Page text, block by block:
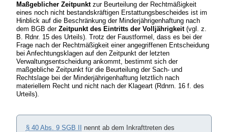
Maßgeblicher Zeitpunktzur Beurteilung der Rechtmäßigkeit
eines noch nicht bestandskräftigen Erstattungsbescheides ist im
Hinblick auf die Beschränkung der Minderjährigenhaftung nach
dem BGB der Zeitpunkt des Eintritts der Volljährigkeit(vgl. z.
B. Rdnr. 15 des Urteils). Trotz der Faustformel, dass es bei der
Frage nach der Rechtmäßigkeit einer angegriffenen Entscheidung
bei Anfechtungsklagen auf den Zeitpunkt der letzten
Verwaltungsentscheidung ankommt, bestimmt sich der
maßgebliche Zeitpunkt für die Beurteilung der Sach- und
Rechtslage bei der Minderjährigenhaftung letztlich nach
materiellem Recht und nicht nach der Klageart (Rdnrn. 16 f. des
Urteils).
§ 40 Abs. 9 SGB II nennt ab dem Inkrafttreten des